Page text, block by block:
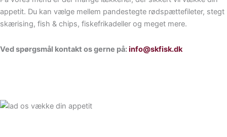
appetit. Du kan vælge mellem pandestegte rødspættefileter, stegt
skærising, fish & chips, fiskefrikadeller og meget mere.
Ved spørgsmål kontakt os gerne på:info@skfisk.dk